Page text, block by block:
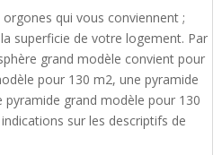
qui vous conviennent ;
superficie de votre logement. Par
grand modèle convient pour
pour 130 m2, une pyramide
grand modèle pour 130
sur les descriptifs de